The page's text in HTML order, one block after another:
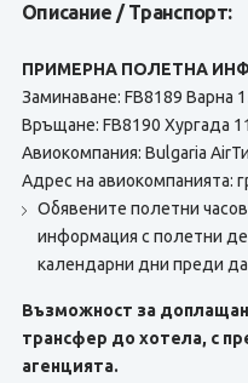
Описание / Транспорт:
ПРИМЕРНА ПОЛЕТНА
Заминаване: FB8189 Варна
Връщане: FB8190 Хургада
Авиокомпания: Bulgaria
Адрес на авиокомпанията:
Обявените полетни
информация с полетни
календарни дни преди
Възможност за
трансфер до хотела, с
агенцията.